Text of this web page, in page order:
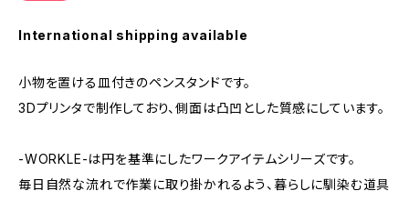
International shipping available
小物を置ける皿付きのペンスタンドです。
3Dプリンタで制作しており、側面は凸凹とした質感にしています。
-WORKLE-は円を基準にしたワークアイテムシリーズです。
毎日自然な流れで作業に取り掛かれるよう、暮らしに馴染む道具